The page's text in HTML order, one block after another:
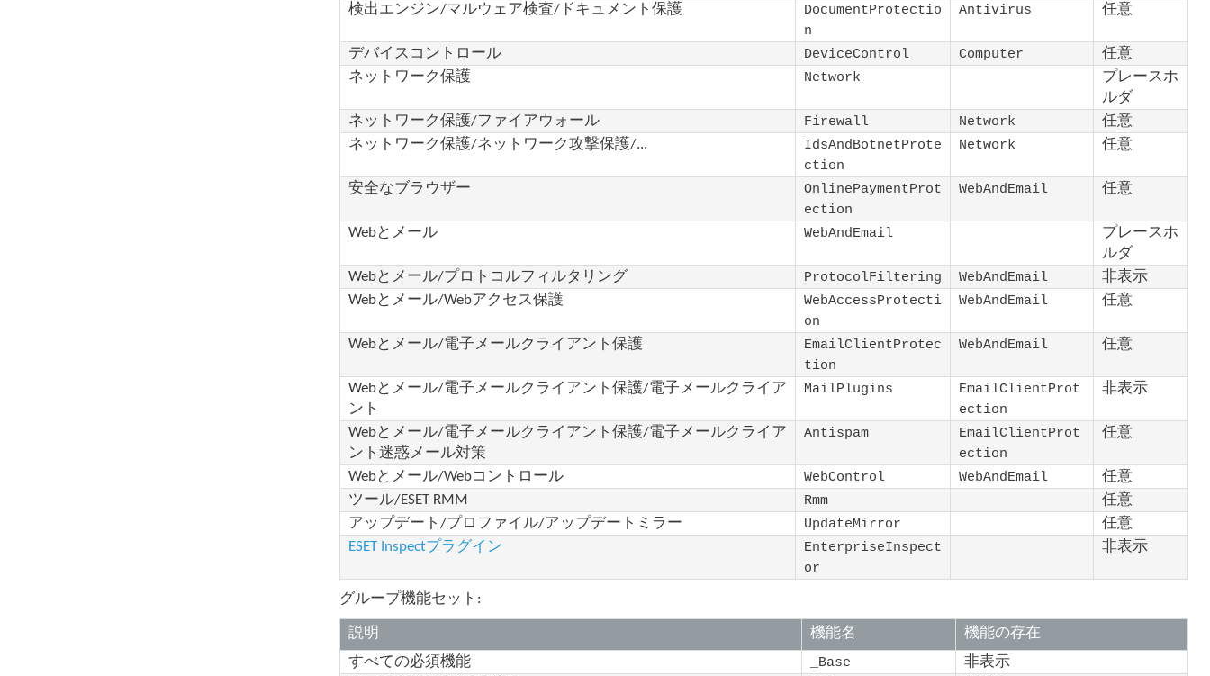
検出エンジン/マルウェア検査/ドキュメント保護
DocumentProtectio
n
Antivirus 任意
デバイスコントロール DeviceControl Computer
任意
ネットワーク保護
Network
プレースホ
ルダ
ネットワーク保護/ファイアウォール
Firewall Network
任意
ネットワーク保護/ネットワーク攻撃保護/...
IdsAndBotnetProte
ction
Network 任意
安全なブラウザー
OnlinePaymentProt
ection
WebAndEmail 任意
Webとメール WebAndEmail
プレースホ
ルダ
Webとメール/プロトコルフィルタリング
ProtocolFiltering WebAndEmail
非表示
Webとメール/Webアクセス保護
WebAccessProtecti
on
WebAndEmail 任意
Webとメール/電子メールクライアント保護
EmailClientProtec
tion
WebAndEmail 任意
Webとメール/電子メールクライアント保護/電子メールクライア
ント
MailPlugins
EmailClientProt
ection
非表示
Webとメール/電子メールクライアント保護/電子メールクライア
ント迷惑メール対策
Antispam
EmailClientProt
ection
任意
Webとメール/Webコントロール WebControl WebAndEmail
任意
ツール/ESET RMM
Rmm
任意
アップデート/プロファイル/アップデートミラー
UpdateMirror
任意
ESET Inspectプラグイン
EnterpriseInspect
or
非表示
グループ機能セット:
説明 機能名
機能の存在
すべての必須機能
_Base
非表示